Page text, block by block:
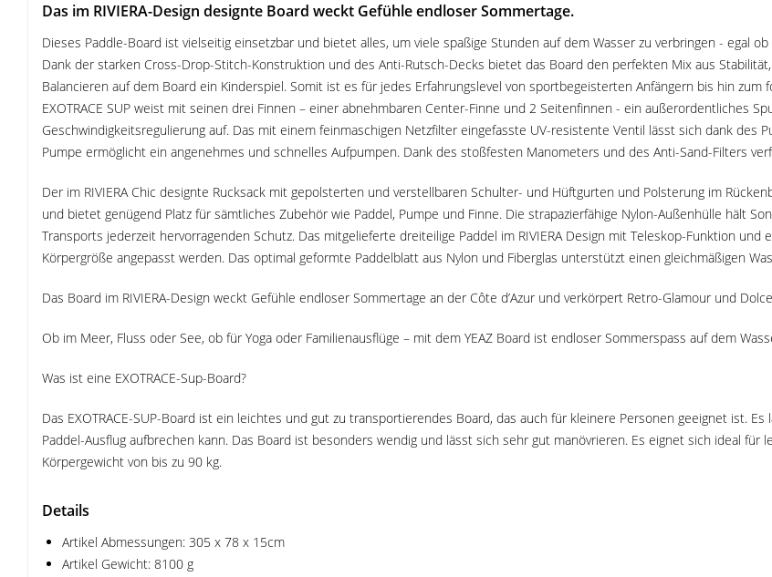
Das im RIVIERA-Design designte Board weckt Gefühle endloser Sommertage.
Dieses Paddle-Board ist vielseitig einsetzbar und bietet alles, um viele spaßige Stunden auf dem Wasser zu verbringen - egal
Dank der starken Cross-Drop-Stitch-Konstruktion und des Anti-Rutsch-Decks bietet das Board den perfekten Mix aus
Balancieren auf dem Board ein Kinderspiel. Somit ist es für jedes Erfahrungslevel von sportbegeisterten Anfängern bis hin
EXOTRACE SUP weist mit seinen drei Finnen – einer abnehmbaren Center-Finne und 2 Seitenfinnen - ein außerordentliches
Geschwindigkeitsregulierung auf. Das mit einem feinmaschigen Netzfilter eingefasste UV-resistente Ventil lässt sich dank des
Pumpe ermöglicht ein angenehmes und schnelles Aufpumpen. Dank des stoßfesten Manometers und des Anti-Sand-Filters
Der im RIVIERA Chic designte Rucksack mit gepolsterten und verstellbaren Schulter- und Hüftgurten und Polsterung im
und bietet genügend Platz für sämtliches Zubehör wie Paddel, Pumpe und Finne. Die strapazierfähige Nylon-Außenhülle hält
Transports jederzeit hervorragenden Schutz. Das mitgelieferte dreiteilige Paddel im RIVIERA Design mit Teleskop-Funktion
Körpergröße angepasst werden. Das optimal geformte Paddelblatt aus Nylon und Fiberglas unterstützt einen gleichmäßigen
Das Board im RIVIERA-Design weckt Gefühle endloser Sommertage an der Côte d’Azur und verkörpert Retro-Glamour und
Ob im Meer, Fluss oder See, ob für Yoga oder Familienausflüge – mit dem YEAZ Board ist endloser Sommerspass auf dem
Was ist eine EXOTRACE-Sup-Board?
Das EXOTRACE-SUP-Board ist ein leichtes und gut zu transportierendes Board, das auch für kleinere Personen geeignet ist.
Paddel-Ausflug aufbrechen kann. Das Board ist besonders wendig und lässt sich sehr gut manövrieren. Es eignet sich ideal
Körpergewicht von bis zu 90 kg.
Details
Artikel Abmessungen: 305 x 78 x 15cm
Artikel Gewicht: 8100 g